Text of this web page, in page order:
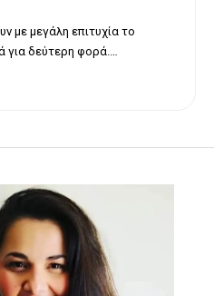
με μεγάλη επιτυχία το
για δεύτερη φορά.…